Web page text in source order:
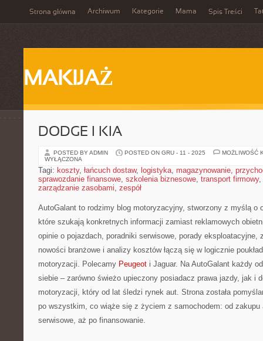
Strona główna Archiwum Kategorie Mama Spis Treści
MAKIJAŻ
DODGE I KIA
POSTED BY ADMIN POSTED ON GRU - 11 - 2025
MOŻLIWOŚĆ
WYŁĄCZONA
Tagi: koszty, łańcuch dostaw, logistyka, magazynowanie,
sprawozdanie finansowe, szkolenia biznesowe, transport firmowy,
zarządzanie zasobami, zespół
AutoGalant to rodzimy blog motoryzacyjny, stworzony z myślą o
które szukają konkretnych informacji zamiast reklamowych
opinie o pojazdach, poradniki serwisowe, porady eksploatacyjne,
nowości branżowe i analizy kosztów łączą się w logicznie
motoryzacji. Polecamy Peugeot i Jaguar. Na AutoGalant każdy
siebie – zarówno świeżo upieczony posiadacz prawa jazdy, jak i
motoryzacji, który od lat śledzi rynek aut. Strona została
po wszystkim, co wiąże się z życiem z samochodem: od zakupu
serwisowe, aż po finansowanie.